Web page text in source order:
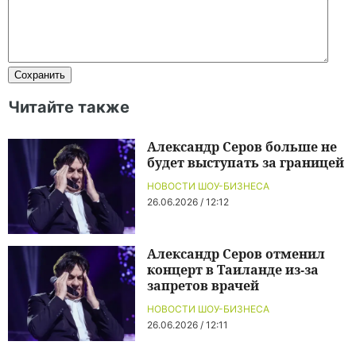
Читайте также
НОВОСТИ ШОУ-БИЗНЕСА
26.06.2026 / 12:12
Александр Серов больше не
будет выступать за границей
НОВОСТИ ШОУ-БИЗНЕСА
26.06.2026 / 12:11
Александр Серов отменил
концерт в Таиланде из-за
запретов врачей